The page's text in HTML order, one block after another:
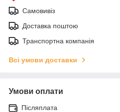
Самовивіз
Доставка поштою
Транспортна компанія
Всі умови доставки
Умови оплати
Післяплата